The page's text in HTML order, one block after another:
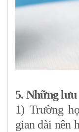
5. Những
1) Trường
gian dài nên